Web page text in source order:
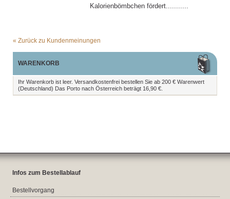
Kalorienbömbchen fördert...........
« Zurück zu Kundenmeinungen
WARENKORB
Ihr Warenkorb ist leer. Versandkostenfrei bestellen Sie ab 200 € Warenwert
(Deutschland) Das Porto nach Österreich beträgt 16,90 €.
Infos zum Bestellablauf
Bestellvorgang